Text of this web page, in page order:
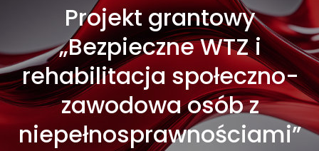
Projekt grantowy
„Bezpieczne WTZ i
rehabilitacja społeczno-
zawodowa osób z
niepełnosprawnościami”